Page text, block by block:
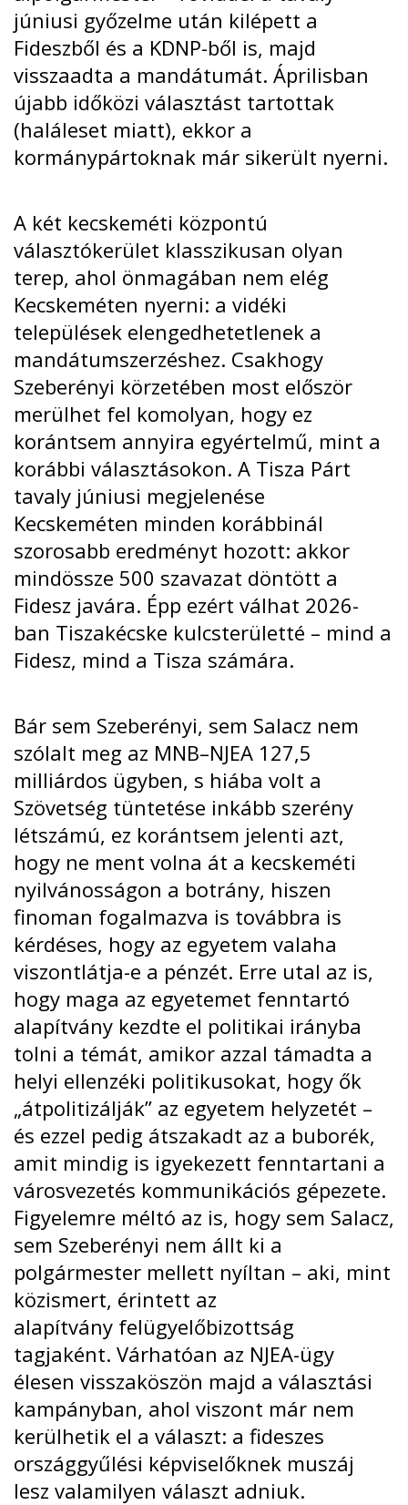
júniusi győzelme után kilépett a
Fideszből és a KDNP-ből is, majd
visszaadta a mandátumát. Áprilisban
újabb időközi választást tartottak
(haláleset miatt), ekkor a
kormánypártoknak már sikerült nyerni.
A két kecskeméti központú
választókerület klasszikusan olyan
terep, ahol önmagában nem elég
Kecskeméten nyerni: a vidéki
települések elengedhetetlenek a
mandátumszerzéshez. Csakhogy
Szeberényi körzetében most először
merülhet fel komolyan, hogy ez
korántsem annyira egyértelmű, mint a
korábbi választásokon. A Tisza Párt
tavaly júniusi megjelenése
Kecskeméten minden korábbinál
szorosabb eredményt hozott: akkor
mindössze 500 szavazat döntött a
Fidesz javára. Épp ezért válhat 2026-
ban Tiszakécske kulcsterületté – mind a
Fidesz, mind a Tisza számára.
Bár sem Szeberényi, sem Salacz nem
szólalt meg az MNB–NJEA 127,5
milliárdos ügyben, s hiába volt a
Szövetség tüntetése inkább szerény
létszámú, ez korántsem jelenti azt,
hogy ne ment volna át a kecskeméti
nyilvánosságon a botrány, hiszen
finoman fogalmazva is továbbra is
kérdéses, hogy az egyetem valaha
viszontlátja-e a pénzét. Erre utal az is,
hogy maga az egyetemet fenntartó
alapítvány kezdte el politikai irányba
tolni a témát, amikor azzal támadta a
helyi ellenzéki politikusokat, hogy ők
„átpolitizálják” az egyetem helyzetét –
és ezzel pedig átszakadt az a buborék,
amit mindig is igyekezett fenntartani a
városvezetés kommunikációs gépezete.
Figyelemre méltó az is, hogy sem Salacz,
sem Szeberényi nem állt ki a
polgármester mellett nyíltan – aki, mint
közismert, érintett az
alapítvány felügyelőbizottság
tagjaként. Várhatóan az NJEA-ügy
élesen visszaköszön majd a választási
kampányban, ahol viszont már nem
kerülhetik el a választ: a fideszes
országgyűlési képviselőknek muszáj
lesz valamilyen választ adniuk.